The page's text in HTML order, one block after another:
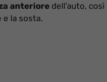
anteriore dell’auto, così
e la sosta.